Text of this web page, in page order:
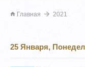
Главная 2021
25 Января,